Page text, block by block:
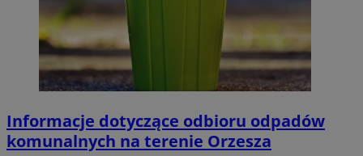
Informacje dotyczące odbioru odpadów
komunalnych na terenie Orzesza